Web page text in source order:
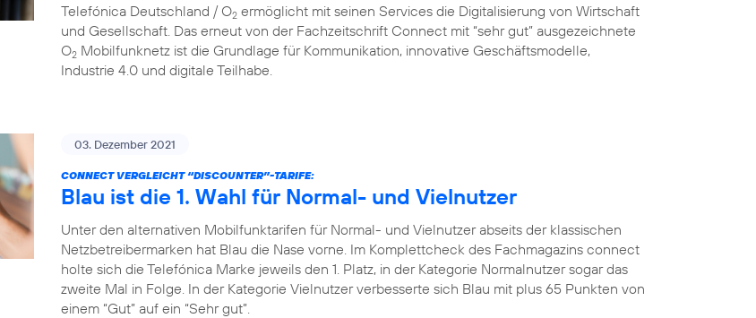
Telefónica Deutschland / O2 ermöglicht mit seinen Services die Digitalisierung von Wirtschaft
und Gesellschaft. Das erneut von der Fachzeitschrift Connect mit “sehr gut” ausgezeichnete
O2 Mobilfunknetz ist die Grundlage für Kommunikation, innovative Geschäftsmodelle,
Industrie 4.0 und digitale Teilhabe.
03. Dezember 2021
CONNECT VERGLEICHT “DISCOUNTER”-TARIFE:
Blau ist die 1. Wahl für Normal- und Vielnutzer
Unter den alternativen Mobilfunktarifen für Normal- und Vielnutzer abseits der klassischen
Netzbetreibermarken hat Blau die Nase vorne. Im Komplettcheck des Fachmagazins connect
holte sich die Telefónica Marke jeweils den 1. Platz, in der Kategorie Normalnutzer sogar das
zweite Mal in Folge. In der Kategorie Vielnutzer verbesserte sich Blau mit plus 65 Punkten von
einem “Gut” auf ein “Sehr gut”.